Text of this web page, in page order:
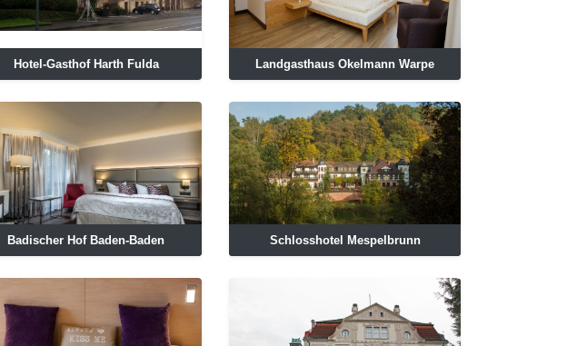
Hotel-Gasthof Harth Fulda Landgasthaus Okelmann Warpe
Badischer Hof Baden-Baden Schlosshotel Mespelbrunn